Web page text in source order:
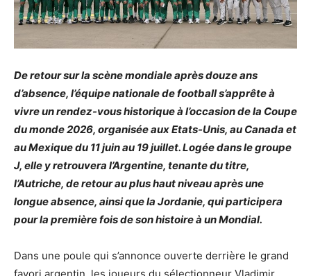
De retour sur la scène mondiale après douze ans
d’absence, l’équipe nationale de football s’apprête à
vivre un rendez-vous historique à l’occasion de la Coupe
du monde 2026, organisée aux Etats-Unis, au Canada et
au Mexique du 11 juin au 19 juillet. Logée dans le groupe
J, elle y retrouvera l’Argentine, tenante du titre,
l’Autriche, de retour au plus haut niveau après une
longue absence, ainsi que la Jordanie, qui participera
pour la première fois de son histoire à un Mondial.
Dans une poule qui s’annonce ouverte derrière le grand
favori argentin, les joueurs du sélectionneur Vladimir